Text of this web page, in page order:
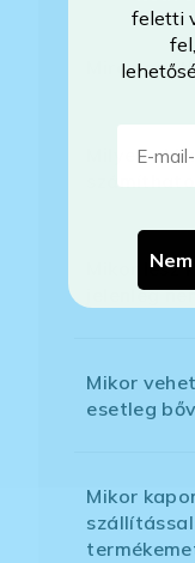
Mire
Milyen
Mikor lesz
jelenleg
Mikor
esetleg
Mikor
feletti